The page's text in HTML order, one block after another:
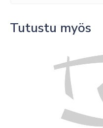
Tutustu myös